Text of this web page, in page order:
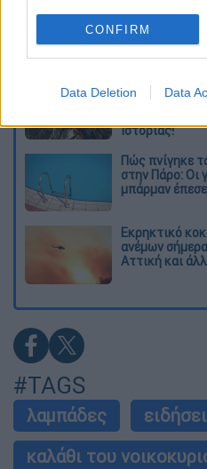
CONFIRM
Data Deletion Data
Από το
σημαίνει η
για τους
O στρατηγός
πλησίαζε τα
Ιστορίας!
Πώς πνίγηκε
στην Πάρο: Οι
μπάρμαν
Εκρηκτικό
ανέμων
Αττική και
#TAGS
λαμπάδες
καλάθι του